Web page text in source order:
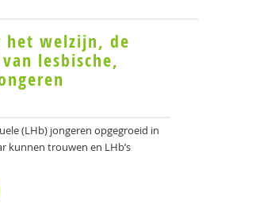
het welzijn, de
lesbische,
(LHb) jongeren opgegroeid in
kunnen trouwen en LHb’s